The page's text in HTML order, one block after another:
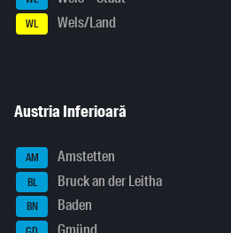
WL Wels/Land
Austria Inferioară
AM Amstetten
BL Bruck an der Leitha
BN Baden